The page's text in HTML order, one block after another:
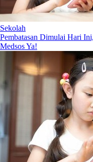
Sekolah
Pembatasan Dimulai Hari
Medsos Ya!